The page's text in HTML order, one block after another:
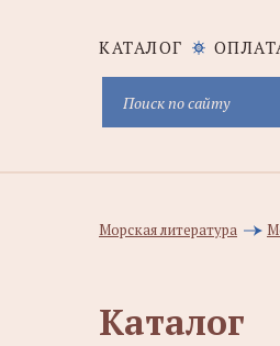
КАТАЛОГ
Морская литература
Каталог